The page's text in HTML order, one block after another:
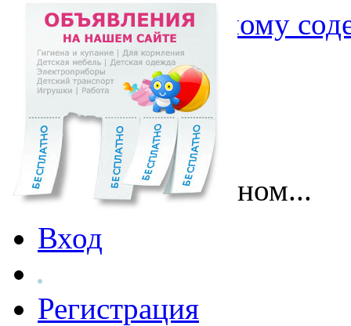
Перейти к основному
Поговорим о главном...
Вход
Регистрация